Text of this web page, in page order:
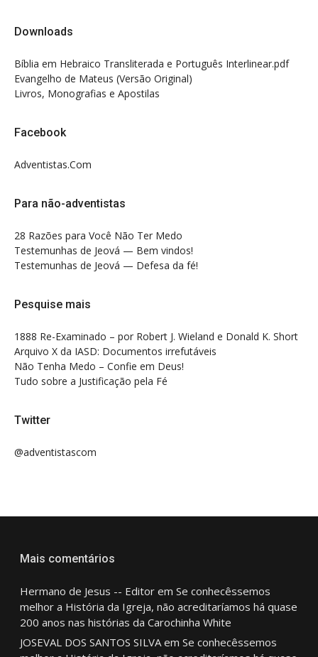
Downloads
Bíblia em Hebraico Transliterada e Português Interlinear.pdf
Evangelho de Mateus (Versão Original)
Livros, Monografias e Apostilas
Facebook
Adventistas.Com
Para não-adventistas
28 Razões para Você Não Ter Medo
Testemunhas de Jeová — Bem vindos!
Testemunhas de Jeová — Defesa da fé!
Pesquise mais
1888 Re-Examinado – por Robert J. Wieland e Donald K. Short
Arquivo X da IASD: Documentos irrefutáveis
Não Tenha Medo – Confie em Deus!
Tudo sobre a Justificação pela Fé
Twitter
@adventistascom
Mais comentários
Hermano de Jesus -- Editorem Se conhecêssemos
melhor a História da Igreja, não acreditaríamos há quase
200 anos nas histórias da Carochinha White
JOSEVAL DOS SANTOS SILVAem Se conhecêssemos